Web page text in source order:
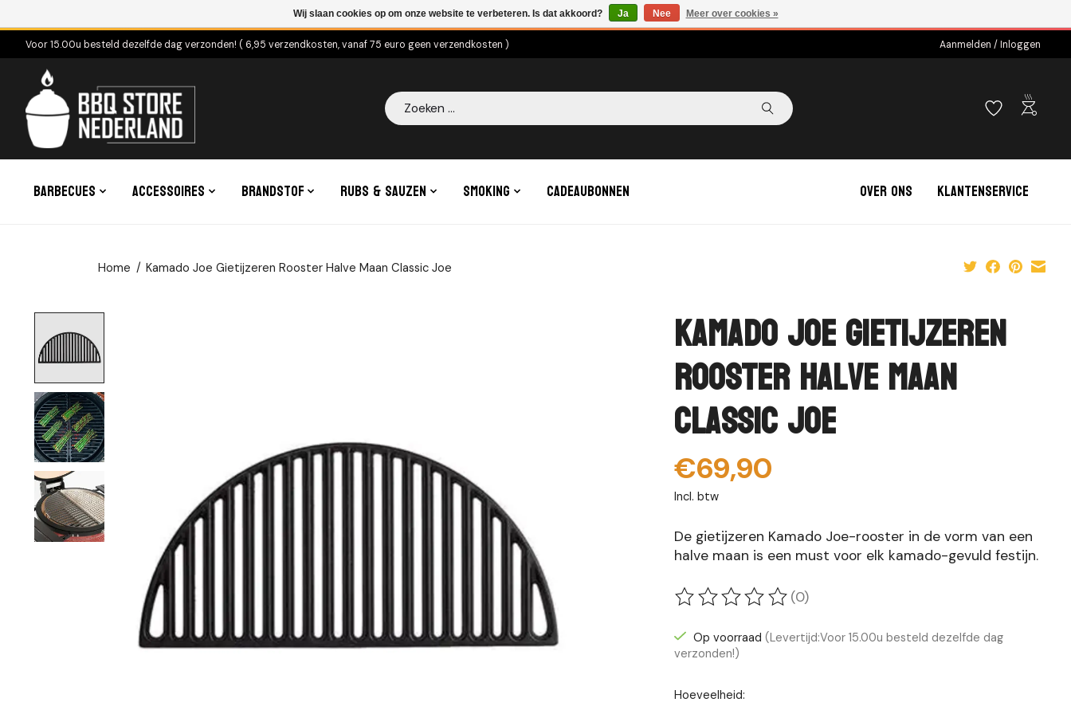
Voor 15.00u besteld dezelfde dag verzonden! ( 6,95 verzendkosten, vanaf 75 euro geen verzendkosten ) Aanmelden / Inloggen
Zoeken outdoor_grill
Barbecues Accessoires Brandstof Rubs & Sauzen Smoking Cadeaubonnen Over ons Klantenservice
Home / Kamado Joe Gietijzeren Rooster Halve Maan Classic Joe
Kamado Joe Gietijzeren
Rooster Halve Maan
Classic Joe
€69,90
Incl. btw
De gietijzeren Kamado Joe-rooster in de vorm van een
halve maan is een must voor elk kamado-gevuld festijn.
De beoordeling van dit product is
(0)
Op voorraad (Levertijd:Voor 15.00u besteld dezelfde dag
verzonden!)
Hoeveelheid:
Wij slaan cookies op om onze website te verbeteren. Is dat akkoord? Ja Nee Meer over cookies »